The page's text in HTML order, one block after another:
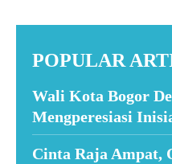
POPULAR
Wali Kota Bogor
Mengperesiasi
Cinta Raja Ampat,